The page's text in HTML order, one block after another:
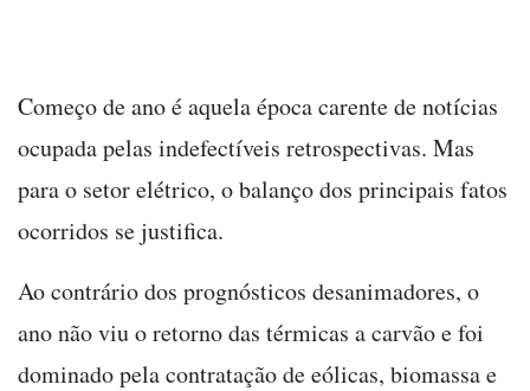
Começo de ano é aquela época carente de notícias
ocupada pelas indefectíveis retrospectivas. Mas
para o setor elétrico, o balanço dos principais fatos
ocorridos se justifica.
Ao contrário dos prognósticos desanimadores, o
ano não viu o retorno das térmicas a carvão e foi
dominado pela contratação de eólicas, biomassa e